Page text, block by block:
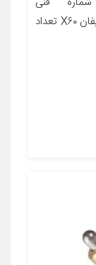
L۵MF۲۵A۱-۳۷۲۹۱۰۰A مناسب برای خودرو لیفان X۶۰ تعداد